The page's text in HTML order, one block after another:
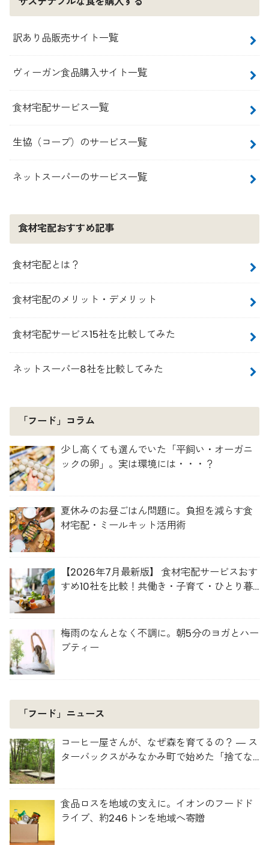
訳あり品販売サイト一覧
ヴィーガン食品購入サイト一覧
食材宅配サービス一覧
生協（コープ）のサービス一覧
ネットスーパーのサービス一覧
食材宅配おすすめ記事
食材宅配とは？
食材宅配のメリット・デメリット
食材宅配サービス15社を比較してみた
ネットスーパー8社を比較してみた
「フード」コラム
少し高くても選んでいた「平飼い・オーガニ
ックの卵」。実は環境には・・・？
夏休みのお昼ごはん問題に。負担を減らす食
材宅配・ミールキット活用術
【2026年7月最新版】 食材宅配サービスおす
すめ10社を比較！共働き・子育て・ひとり暮
梅雨のなんとなく不調に。朝5分のヨガとハー
ブティー
「フード」ニュース
コーヒー屋さんが、なぜ森を育てるの？ ― ス
ターバックスがみなかみ町で始めた「捨てな
食品ロスを地域の支えに。イオンのフードド
ライブ、約246トンを地域へ寄贈